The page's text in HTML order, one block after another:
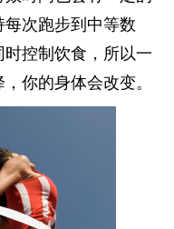
次跑步到中等数
控制饮食，所以一
你的身体会改变。